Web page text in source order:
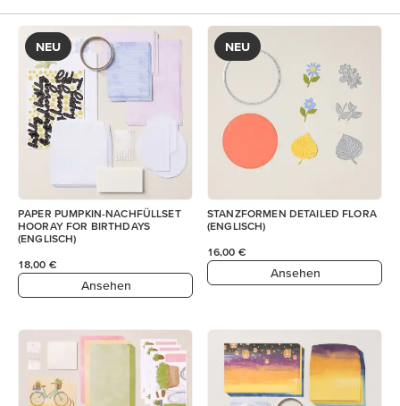
NEU
PAPER PUMPKIN-NACHFÜLLSET
HOORAY FOR BIRTHDAYS
(ENGLISCH)
18,00 €
Ansehen
NEU
STANZFORMEN DETAILED FLORA
(ENGLISCH)
16,00 €
Ansehen